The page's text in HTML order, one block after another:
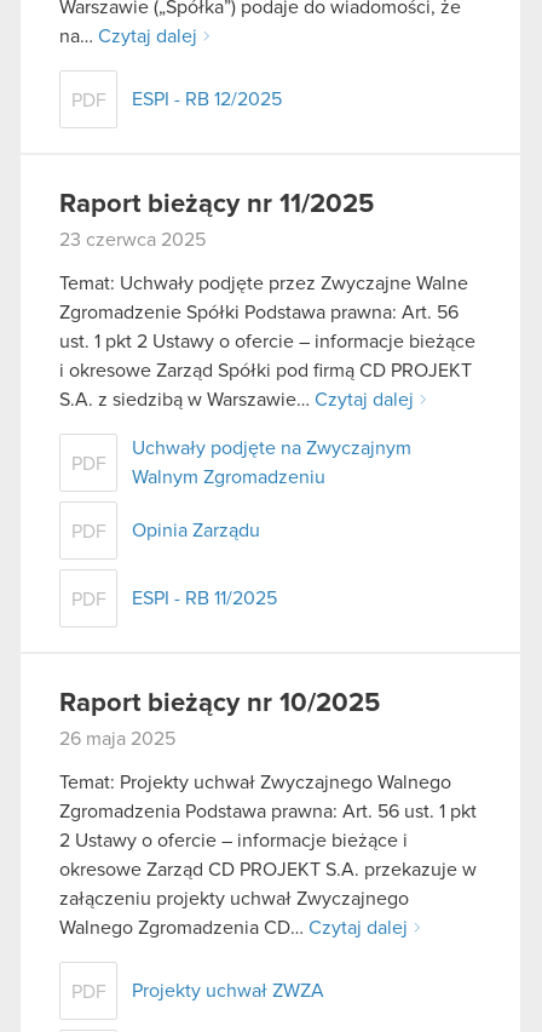
Warszawie („Spółka”) podaje do wiadomości, że
na… Czytaj dalej
PDF ESPI - RB 12/2025
Raport bieżący nr 11/2025
23 czerwca 2025
Temat: Uchwały podjęte przez Zwyczajne Walne
Zgromadzenie Spółki Podstawa prawna: Art. 56
ust. 1 pkt 2 Ustawy o ofercie – informacje bieżące
i okresowe Zarząd Spółki pod firmą CD PROJEKT
S.A. z siedzibą w Warszawie… Czytaj dalej
PDF
Uchwały podjęte na Zwyczajnym
Walnym Zgromadzeniu
PDF Opinia Zarządu
PDF ESPI - RB 11/2025
Raport bieżący nr 10/2025
26 maja 2025
Temat: Projekty uchwał Zwyczajnego Walnego
Zgromadzenia Podstawa prawna: Art. 56 ust. 1 pkt
2 Ustawy o ofercie – informacje bieżące i
okresowe Zarząd CD PROJEKT S.A. przekazuje w
załączeniu projekty uchwał Zwyczajnego
Walnego Zgromadzenia CD… Czytaj dalej
PDF Projekty uchwał ZWZA